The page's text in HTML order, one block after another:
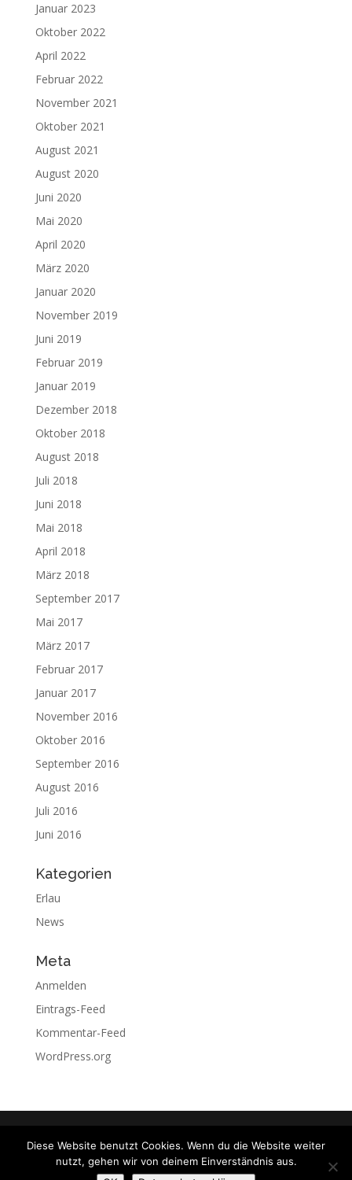
Januar 2023
Oktober 2022
April 2022
Februar 2022
November 2021
Oktober 2021
August 2021
August 2020
Juni 2020
Mai 2020
April 2020
März 2020
Januar 2020
November 2019
Juni 2019
Februar 2019
Januar 2019
Dezember 2018
Oktober 2018
August 2018
Juli 2018
Juni 2018
Mai 2018
April 2018
März 2018
September 2017
Mai 2017
März 2017
Februar 2017
Januar 2017
November 2016
Oktober 2016
September 2016
August 2016
Juli 2016
Juni 2016
Kategorien
Erlau
News
Meta
Anmelden
Eintrags-Feed
Kommentar-Feed
WordPress.org
Gleitschirmflieger Club e.V.
> mit freundlicher Unterstützung derSpruck IT
Diese Website benutzt Cookies. Wenn du die Website weiter
nutzt, gehen wir von deinem Einverständnis aus.